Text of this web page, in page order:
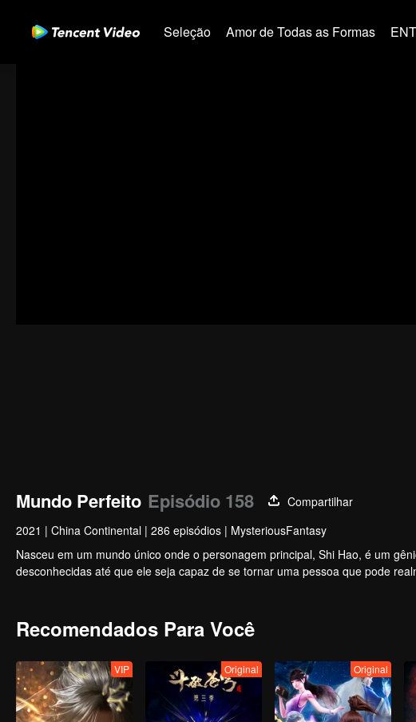
Seleção Amor de Todas as Formas
Mundo Perfeito Episódio 158
Compartilhar
2021 | China Continental | 286 episódios | MysteriousFantasy
Nasceu em um mundo único onde o personagem principal, Shi Hao, é um
desconhecidas até que ele seja capaz de se tornar uma pessoa que pode
Recomendados Para Você
VIP Original Original